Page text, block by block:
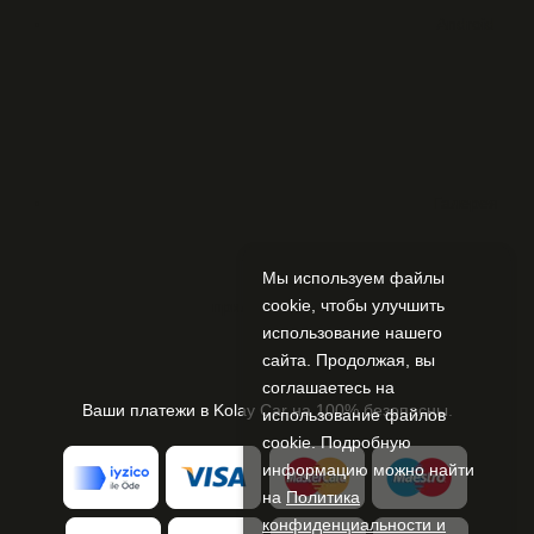
приложений< /ли>
Ваши платежи в Kolay Car на 100% безопасны.
Мы используем файлы
cookie, чтобы улучшить
использование нашего
сайта. Продолжая, вы
соглашаетесь на
использование файлов
cookie. Подробную
информацию можно найти
на Политика
конфиденциальности и